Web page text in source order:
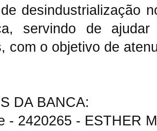
desindustrialização
servindo de
com o objetivo de
DA BANCA:
- 2420265 - ESTHER